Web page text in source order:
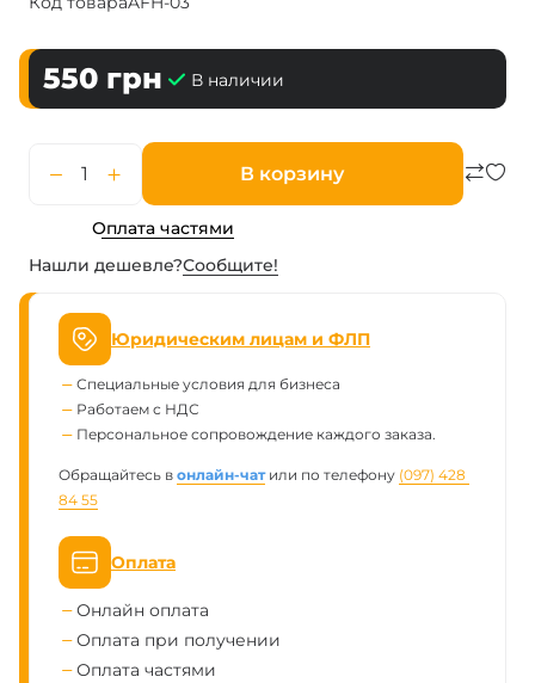
550 грн В наличии
В корзину
Оплата частями
Нашли дешевле?Сообщите!
Юридическим лицам и ФЛП
Специальные условия для бизнеса
Работаем с НДС
Персональное сопровождение каждого заказа.
Обращайтесь в онлайн-чатили по телефону (097) 428
84 55
Оплата
Онлайн оплата
Оплата при получении
Оплата частями